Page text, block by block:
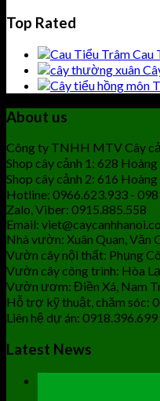
Top Rated
Cau
About us
Công ty TNHH MTV Cây
Shop cây cảnh 1: 628
Shop cây cảnh 2: 616
Hotline: 0966.623.933 -
Zalo, Viber: 0915.885.558
Email:
Nhà vườn: Xuân Quan, Văn
Vườn cây nội thất: Phụng
Vườn cây công trình: Hòa
Vườn ươm: Điền Xá, Nam
Hỗ trợ kỹ thuật, chăm sóc:
Liên hệ dự án:
Latest News